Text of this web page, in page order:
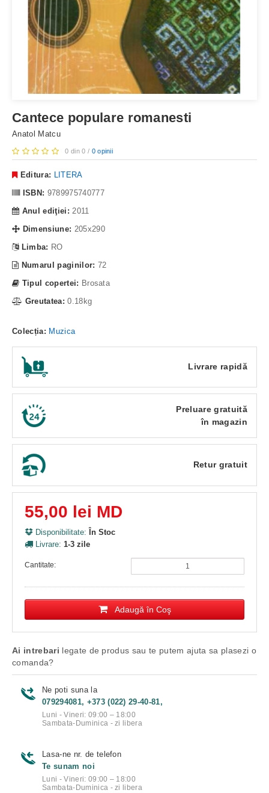
Cantece populare romanesti
Anatol Matcu
0 din 0 / 0 opinii
Editura: LITERA
ISBN: 9789975740777
Anul ediţiei: 2011
Dimensiune: 205x290
Limba: RO
Numarul paginilor: 72
Tipul copertei: Brosata
Greutatea: 0.18kg
Colecția: Muzica
Livrare rapidă
Preluare gratuită
în magazin
Retur gratuit
55,00 lei MD
Disponibilitate: În Stoc
Livrare: 1-3 zile
Cantitate:
Adaugă în Coş
Ai intrebari legate de produs sau te putem ajuta sa plasezi o
comanda?
Ne poti suna la
079294081, +373 (022) 29-40-81,
Luni - Vineri: 09:00 – 18:00
Sambata-Duminica - zi libera
Lasa-ne nr. de telefon
Te sunam noi
Luni - Vineri: 09:00 – 18:00
Sambata-Duminica - zi libera